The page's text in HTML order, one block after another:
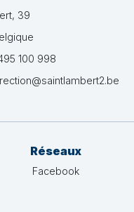
39
100 998
Réseaux
Facebook